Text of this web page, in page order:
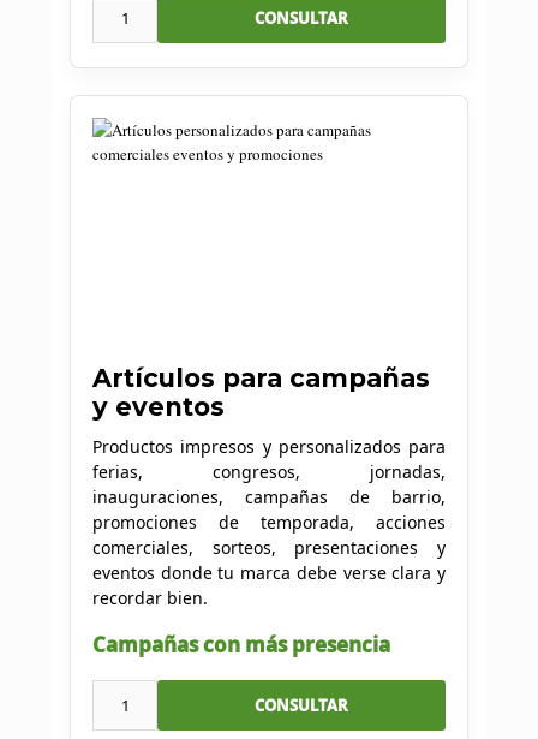
1 CONSULTAR
Artículos para campañas
y eventos
Productos impresos y personalizados para
ferias, congresos, jornadas,
inauguraciones, campañas de barrio,
promociones de temporada, acciones
comerciales, sorteos, presentaciones y
eventos donde tu marca debe verse clara y
recordar bien.
Campañas con más presencia
1 CONSULTAR